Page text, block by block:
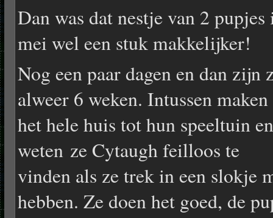
Dan was dat nestje van 2 pupjes
mei wel een stuk makkelijker!
Nog een paar dagen en dan zijn
alweer 6 weken. Intussen maken
het hele huis tot hun speeltuin en
weten ze Cytaugh feilloos te
vinden als ze trek in een slokje
hebben. Ze doen het goed, de